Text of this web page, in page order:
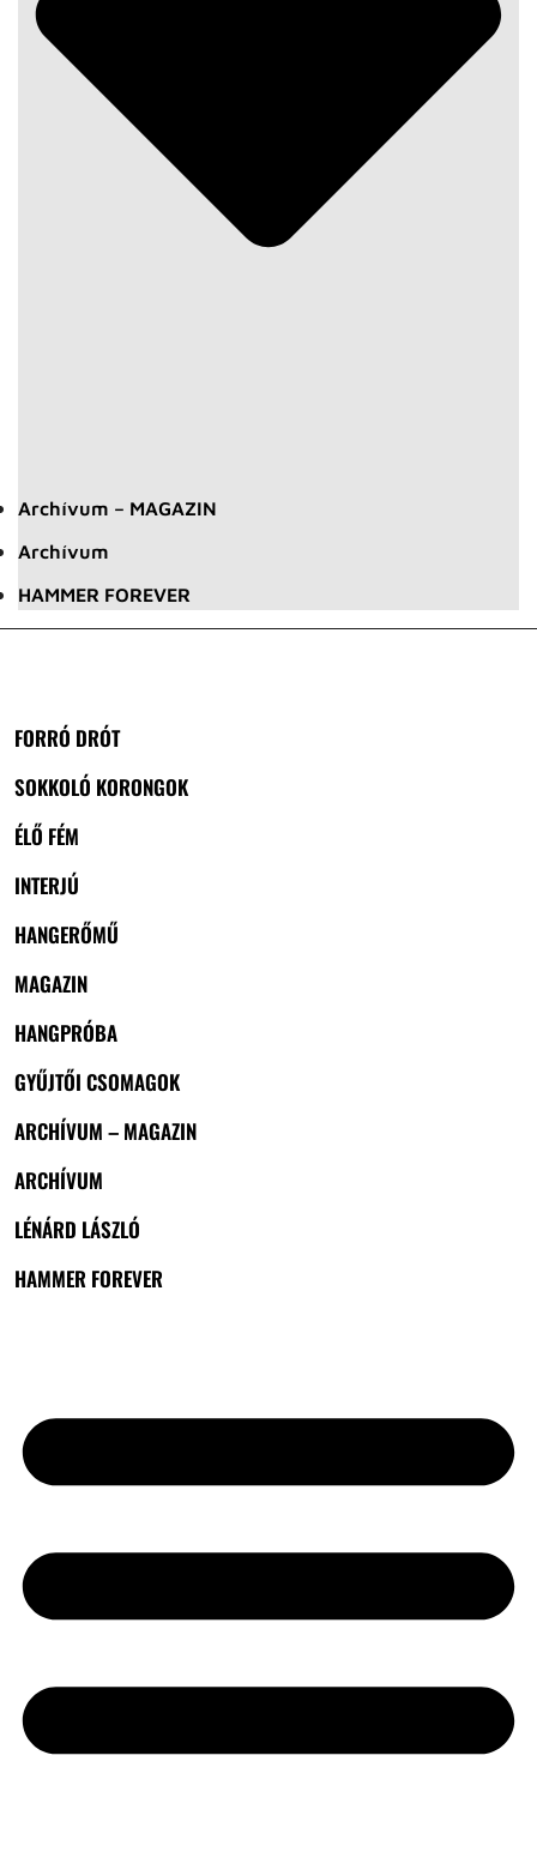
Archívum – MAGAZIN
Archívum
HAMMER FOREVER
FORRÓ DRÓT
SOKKOLÓ KORONGOK
ÉLŐ FÉM
INTERJÚ
HANGERŐMŰ
MAGAZIN
HANGPRÓBA
GYŰJTŐI CSOMAGOK
ARCHÍVUM – MAGAZIN
ARCHÍVUM
LÉNÁRD LÁSZLÓ
HAMMER FOREVER